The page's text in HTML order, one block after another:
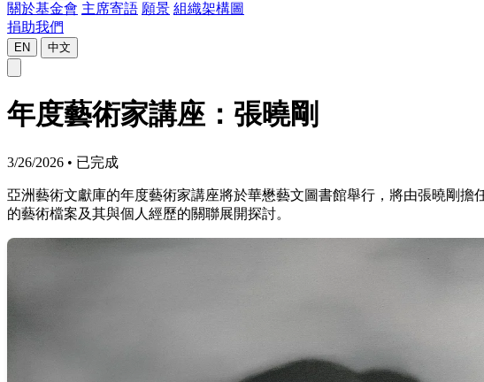
關於基金會 主席寄語 願景 組織架構圖
捐助我們
EN 中文
年度藝術家講座：張曉剛
3/26/2026 • 已完成
亞洲藝術文獻庫的年度藝術家講座將於華懋藝文圖書館舉行，將由張曉剛擔
的藝術檔案及其與個人經歷的關聯展開探討。